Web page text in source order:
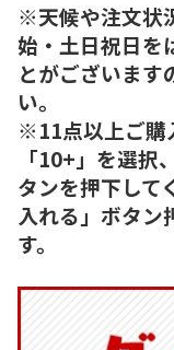
※天候や注文状
始・土日祝日を
とがございます
い。
※11点以上ご購
「10+」を選
タンを押下して
入れる」ボタン
す。